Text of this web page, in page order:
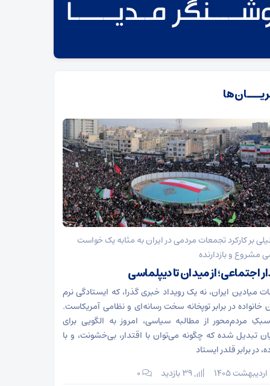
بر کارکرد تجمعات مردمی در ایران به مثابه یک خواست
مشروع و بازدارنده
اجتماعی؛ از میدان تا دیپلماسی
میادین ایران، نه یک رویداد خبری گذرا، که ایستادگی نرم
خانواده در برابر توپخانه سخت رسانه‌ای و نظامی آمریکاست.
مردم‌محور از مطالبه سیاسی، امروز به الگویی برای
تبدیل شده که چگونه می‌توان با اقتدار، بی‌خشونت، و با
در برابر قلدر ایستاد
۰